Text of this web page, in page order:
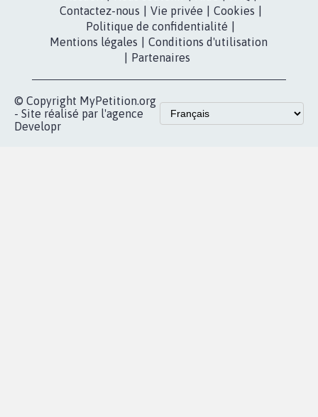
Contactez-nous
Vie privée Cookies
Politique de confidentialité
Mentions légales
Conditions d'utilisation
Partenaires
© Copyright MyPetition.org
- Site réalisé par l'agence
Developr